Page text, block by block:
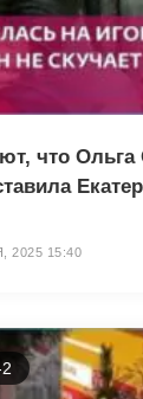
что
2025 15:40